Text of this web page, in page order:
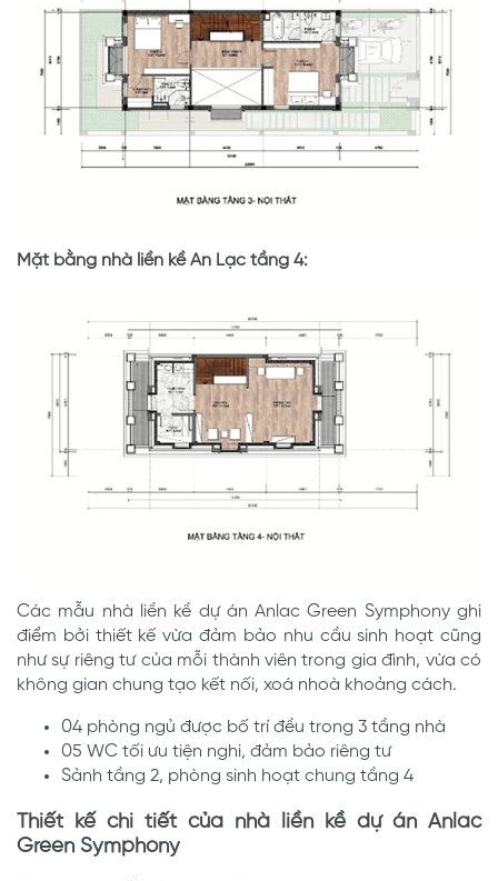
Mặt bằng nhà liền kề An Lạc tầng 4:
Các mẫu nhà liền kề dự án Anlac Green Symphony ghi
điểm bởi thiết kế vừa đảm bảo nhu cầu sinh hoạt cũng
như sự riêng tư của mỗi thành viên trong gia đình, vừa có
không gian chung tạo kết nối, xoá nhoà khoảng cách.
04 phòng ngủ được bố trí đều trong 3 tầng nhà
05 WC tối ưu tiện nghi, đảm bảo riêng tư
Sảnh tầng 2, phòng sinh hoạt chung tầng 4
Thiết kế chi tiết của nhà liền kề dự án Anlac
Green Symphony